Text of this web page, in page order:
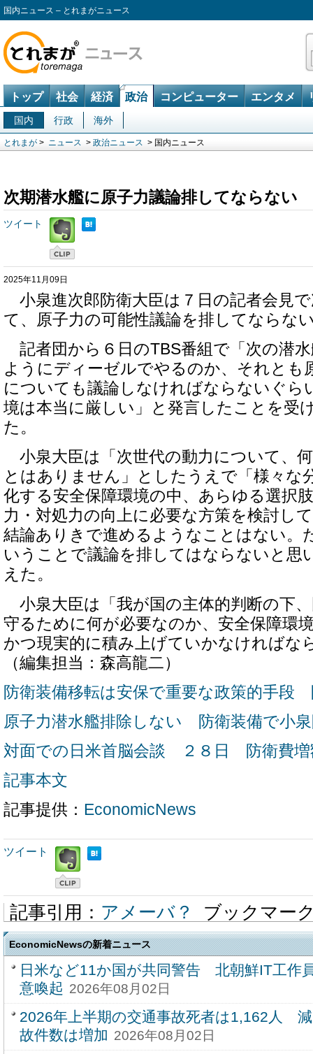
国内ニュース – とれまがニュース
トップ 社会 経済 政治 コンピューター エンタメ
国内 行政 海外
とれまが > ニュース > 政治ニュース > 国内ニュース
次期潜水艦に原子力議論排してならない
ツイート
2025年11月09日
小泉進次郎防衛大臣は７日の記者会見
て、原子力の可能性議論を排してならな
記者団から６日のTBS番組で「次の潜
ようにディーゼルでやるのか、それとも
についても議論しなければならないぐら
境は本当に厳しい」と発言したことを受
た。
小泉大臣は「次世代の動力について、
とはありません」としたうえで「様々な
化する安全保障環境の中、あらゆる選択
力・対処力の向上に必要な方策を検討し
結論ありきで進めるようなことはない。
いうことで議論を排してはならないと思
えた。
小泉大臣は「我が国の主体的判断の下
守るために何が必要なのか、安全保障環
かつ現実的に積み上げていかなければな
（編集担当：森高龍二）
防衛装備移転は安保で重要な政策的手段
原子力潜水艦排除しない 防衛装備で小
対面での日米首脳会談 ２８日 防衛費増
記事本文
記事提供： EconomicNews
ツイート
記事引用： アメーバ？ ブックマー
EconomicNewsの新着ニュース
日米など11か国が共同警告 北朝鮮IT工作
意喚起 2026年08月02日
2026年上半期の交通事故死者は1,162人
故件数は増加 2026年08月02日